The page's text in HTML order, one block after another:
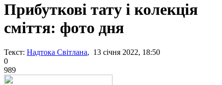
Прибуткові тату і колекція
сміття: фото дня
Текст: Надтока Світлана, 13 січня 2022, 18:50
0
989